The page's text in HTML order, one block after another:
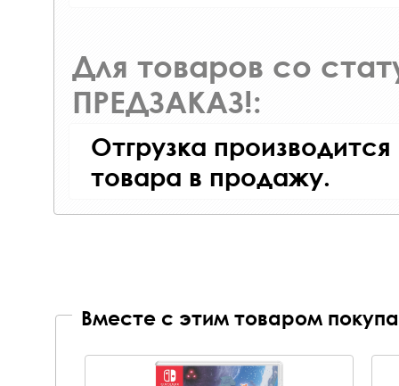
Для товаров со
ПРЕДЗАКАЗ!:
Отгрузка
товара в продажу.
Вместе с этим товаром